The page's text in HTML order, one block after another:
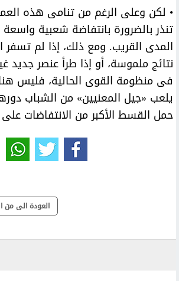
• لكن وعلى الرغم من تنامى هذه
تنذر بالضرورة بانتفاضة شعبية
المدى القريب. ومع ذلك، إذا لم
نتائج ملموسة، أو إذا طرأ عنصر جديد
فى منظومة القوى الحالية، فليس
يلعب «جيل المعنيين» من الشباب
حمل القسط الأكبر من الانتفاضات
العودة الى من